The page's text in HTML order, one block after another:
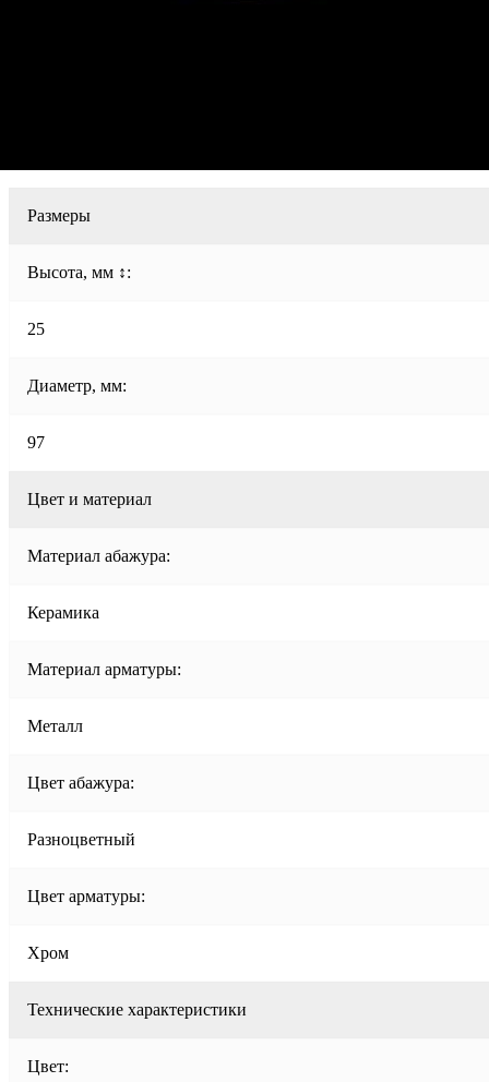
Размеры
Высота, мм ↕:
25
Диаметр, мм:
97
Цвет и материал
Материал абажура:
Керамика
Материал арматуры:
Металл
Цвет абажура:
Разноцветный
Цвет арматуры:
Хром
Технические характеристики
Цвет: